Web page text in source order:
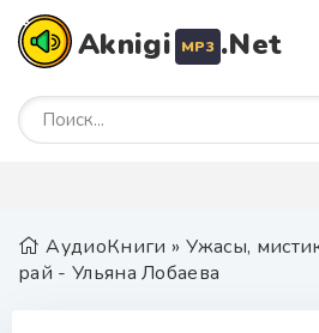
Aknigi MP3 .Net
АудиоКниги » Ужасы,
рай - Ульяна Лобаева